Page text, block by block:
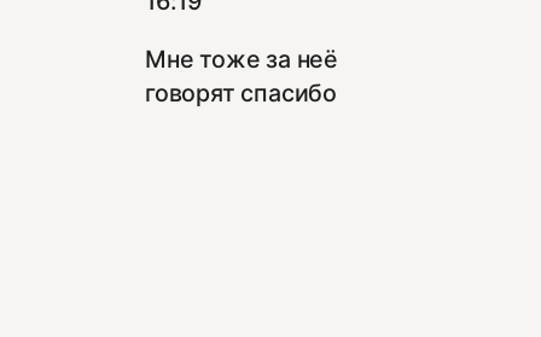
Мне тоже за неё
говорят спасибо